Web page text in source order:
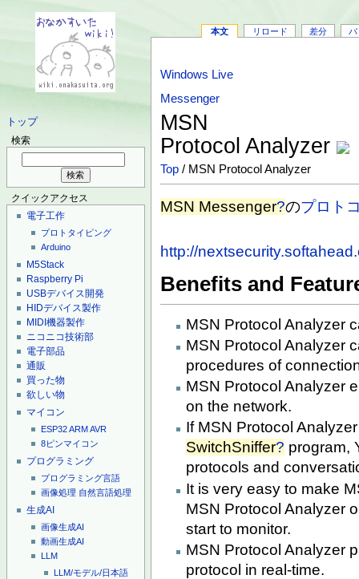
トップ
検索
クイックアクセス
電子工作
プロトタイピング
Arduino
M5Stack
Raspberry Pi
USBデバイス開発
HIDデバイス製作
MIDI機器製作
ニコニコ技術部
電子部品
通販
買った物
欲しい物
マイコン
ESP32ARMAVR
8ピンマイコン
プログラミング
プログラミング言語
画像処理 自然言語処理
生成AI
画像生成AI
動画生成AI
LLM
LLM/モデル/日本語
本文 リロード 差分 バ
Windows Live
Messenger
MSN
Protocol Analyzer
Top / MSN Protocol Analyzer
MSN Messenger?のプロト
http://
Benefits and
MSN Protocol Analyzer
MSN Protocol Analyzer
procedures of
MSN Protocol Analyzer
on the network.
If MSN Protocol
SwitchSniffer? program,
protocols and
It is very easy to make
MSN Protocol Analyzer
start to monitor.
MSN Protocol Analyzer
protocol in real-time.